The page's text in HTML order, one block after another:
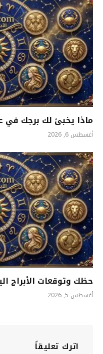
ماذا يخبئ لك برجك في
أغسطس 6, 2026
حظك وتوقعات الأبراج اليوم
أغسطس 5, 2026
اترك تعليقاً